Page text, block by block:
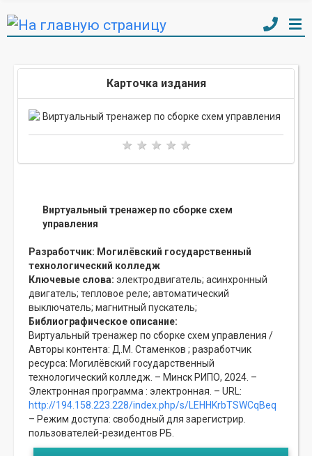
Карточка издания
Виртуальный тренажер по сборке схем
управления
Разработчик: Могилёвский государственный
технологический колледж
Ключевые слова: электродвигатель; асинхронный
двигатель; тепловое реле; автоматический
выключатель; магнитный пускатель;
Библиографическое описание:
Виртуальный тренажер по сборке схем управления /
Авторы контента: Д.М. Стаменков ; разработчик
ресурса: Могилёвский государственный
технологический колледж. – Минск РИПО, 2024. –
Электронная программа : электронная. – URL:
http://194.158.223.228/index.php/s/LEHHKrbTSWCqBeq
– Режим доступа: свободный для зарегистрир.
пользователей-резидентов РБ.